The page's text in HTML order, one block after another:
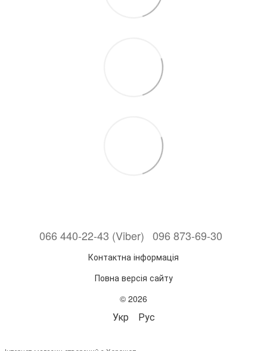
066 440-22-43 (Viber) 096 873-69-30
Контактна інформація
Повна версія сайту
© 2026
Укр Рус